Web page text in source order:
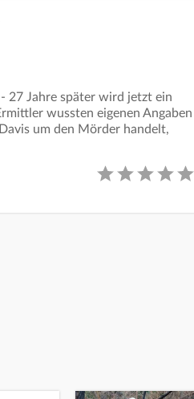
27 Jahre später wird jetzt ein
wussten eigenen Angaben
um den Mörder handelt,